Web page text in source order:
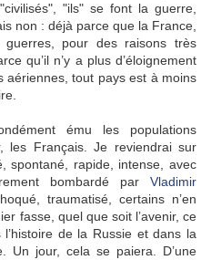
"ils" se font la guerre,
non : déjà parce que la France,
pour des raisons très
qu’il n’y a plus d’éloignement
aériennes, tout pays est à moins
ému les populations
les Français. Je reviendrai sur
spontané, rapide, intense, avec
bombardé par Vladimir
traumatisé, certains n’en
fasse, quel que soit l’avenir, ce
de la Russie et dans la
Un jour, cela se paiera. D’une